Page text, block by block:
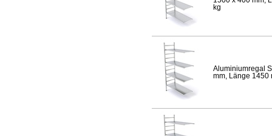
kg
Aluminiumregal
mm, Länge 1450